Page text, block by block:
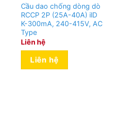
Cầu dao chống dòng dò
RCCP 2P (25A-40A) ilD
K-300mA, 240-415V, AC
Type
Liên hệ
Liên hệ